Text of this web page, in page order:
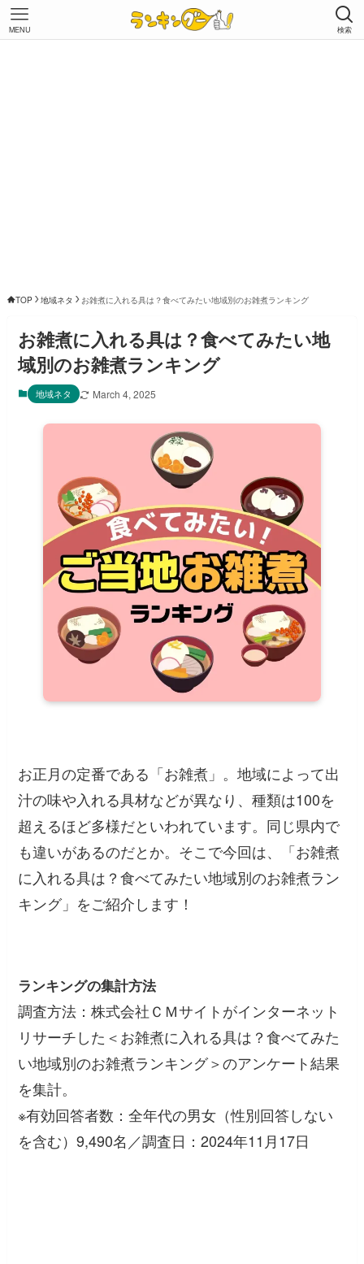
検索
MENU
TOP 地域ネタ お雑煮に入れる具は？食べてみたい地域別のお雑煮ランキング
お雑煮に入れる具は？食べてみたい地
域別のお雑煮ランキング
地域ネタ March 4, 2025
お正月の定番である「お雑煮」。地域によって出
汁の味や入れる具材などが異なり、種類は100を
超えるほど多様だといわれています。同じ県内で
も違いがあるのだとか。そこで今回は、「お雑煮
に入れる具は？食べてみたい地域別のお雑煮ラン
キング」をご紹介します！
ランキングの集計方法
調査方法：株式会社ＣＭサイトがインターネット
リサーチした＜お雑煮に入れる具は？食べてみた
い地域別のお雑煮ランキング＞のアンケート結果
を集計。
※有効回答者数：全年代の男女（性別回答しない
を含む）9,490名／調査日：2024年11月17日